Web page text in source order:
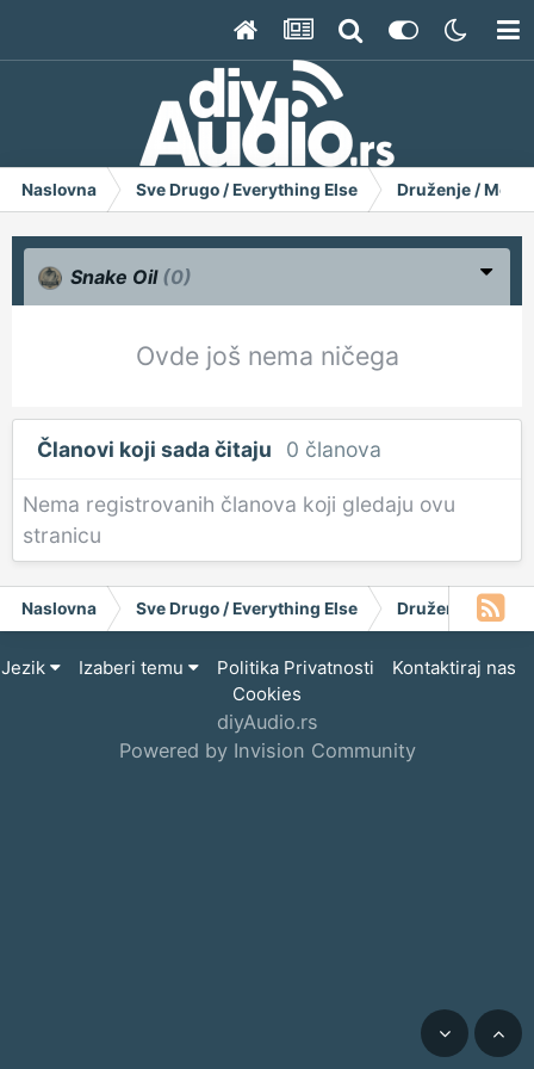
Naslovna Sve Drugo / Everything Else Druženje / Meets
Snake Oil (0)
Ovde još nema ničega
Članovi koji sada čitaju 0 članova
Nema registrovanih članova koji gledaju ovu
stranicu
Naslovna Sve Drugo / Everything Else Druženje / Meets
Jezik Izaberi temu Politika Privatnosti
Kontaktiraj nas
Cookies
diyAudio.rs
Powered by Invision Community